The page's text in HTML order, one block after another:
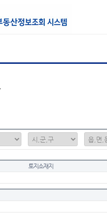
토지소재지